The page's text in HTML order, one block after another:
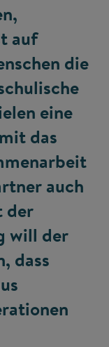
auf
die
eine
das
auch
der
will der
dass